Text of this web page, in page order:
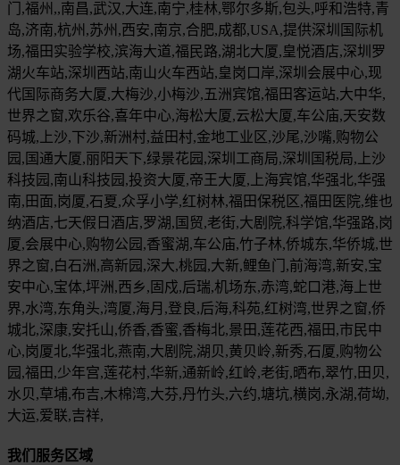
门,福州,,南昌,武汉,大连,南宁,桂林,鄂尔多斯,包头,呼和浩特,青
岛,济南,杭州,苏州,西安,南京,合肥,成都,USA,提供深圳国际机
场,福田实验学校,滨海大道,福民路,湖北大厦,皇悦酒店,深圳罗
湖火车站,深圳西站,南山火车西站,皇岗口岸,深圳会展中心,现
代国际商务大厦,大梅沙,小梅沙,五洲宾馆,福田客运站,大中华,
世界之窗,欢乐谷,喜年中心,海松大厦,云松大厦,车公庙,天安数
码城,上沙,下沙,新洲村,益田村,金地工业区,沙尾,沙嘴,购物公
园,国通大厦,丽阳天下,绿景花园,深圳工商局,深圳国税局,上沙
科技园,南山科技园,投资大厦,帝王大厦,上海宾馆,华强北,华强
南,田面,岗厦,石夏,众孚小学,红树林,福田保税区,福田医院,维也
纳酒店,七天假日酒店,罗湖,国贸,老街,大剧院,科学馆,华强路,岗
厦,会展中心,购物公园,香蜜湖,车公庙,竹子林,侨城东,华侨城,世
界之窗,白石洲,高新园,深大,桃园,大新,鲤鱼门,前海湾,新安,宝
安中心,宝体,坪洲,西乡,固戍,后瑞,机场东,赤湾,蛇口港,海上世
界,水湾,东角头,湾厦,海月,登良,后海,科苑,红树湾,世界之窗,侨
城北,深康,安托山,侨香,香蜜,香梅北,景田,莲花西,福田,市民中
心,岗厦北,华强北,燕南,大剧院,湖贝,黄贝岭,新秀,石厦,购物公
园,福田,少年宫,莲花村,华新,通新岭,红岭,老街,晒布,翠竹,田贝,
水贝,草埔,布吉,木棉湾,大芬,丹竹头,六约,塘坑,横岗,永湖,荷坳,
大运,爱联,吉祥,
我们服务区域